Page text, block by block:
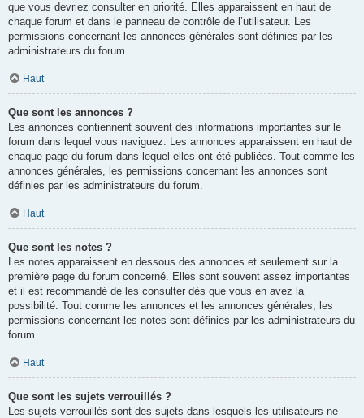
que vous devriez consulter en priorité. Elles apparaissent en haut de
chaque forum et dans le panneau de contrôle de l’utilisateur. Les
permissions concernant les annonces générales sont définies par les
administrateurs du forum.
Haut
Que sont les annonces ?
Les annonces contiennent souvent des informations importantes sur le
forum dans lequel vous naviguez. Les annonces apparaissent en haut de
chaque page du forum dans lequel elles ont été publiées. Tout comme les
annonces générales, les permissions concernant les annonces sont
définies par les administrateurs du forum.
Haut
Que sont les notes ?
Les notes apparaissent en dessous des annonces et seulement sur la
première page du forum concerné. Elles sont souvent assez importantes
et il est recommandé de les consulter dès que vous en avez la
possibilité. Tout comme les annonces et les annonces générales, les
permissions concernant les notes sont définies par les administrateurs du
forum.
Haut
Que sont les sujets verrouillés ?
Les sujets verrouillés sont des sujets dans lesquels les utilisateurs ne